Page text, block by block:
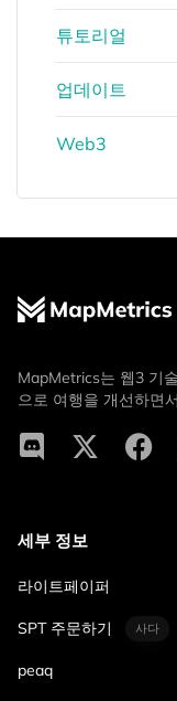
튜토리얼
업데이트
Web3
MapMetrics는 웹3 기
으로 여행을 개선하면
세부 정보
라이트페이퍼
SPT 주문하기 사다
peaq